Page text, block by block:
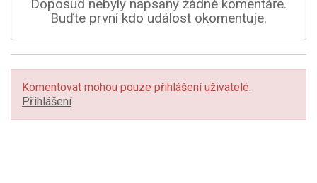
Doposud nebyly napsany žádné komentáře.
Buďte první kdo událost okomentuje.
Komentovat mohou pouze přihlášení uživatelé.
Přihlášení